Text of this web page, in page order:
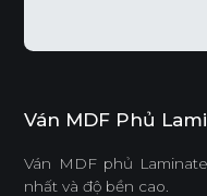
Ván MDF Phủ
Ván MDF phủ
nhất và độ bền cao.